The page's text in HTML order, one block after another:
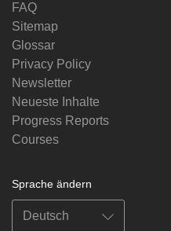
FAQ
Sitemap
Glossar
Privacy Policy
Newsletter
Neueste Inhalte
Progress Reports
Courses
Sprache ändern